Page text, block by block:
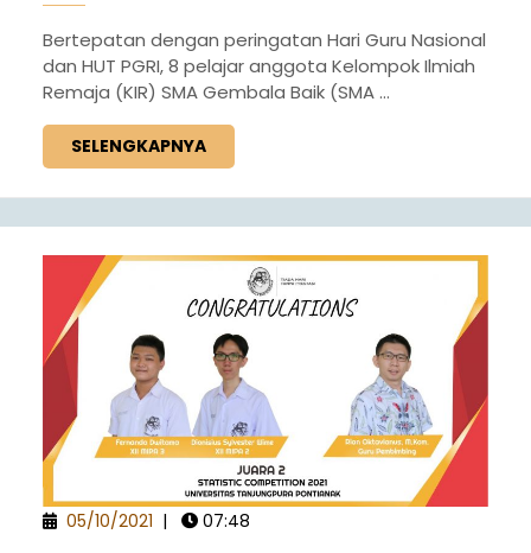
Bertepatan dengan peringatan Hari Guru Nasional
dan HUT PGRI, 8 pelajar anggota Kelompok Ilmiah
Remaja (KIR) SMA Gembala Baik (SMA ...
SELENGKAPNYA
05/10/2021 | 07:48